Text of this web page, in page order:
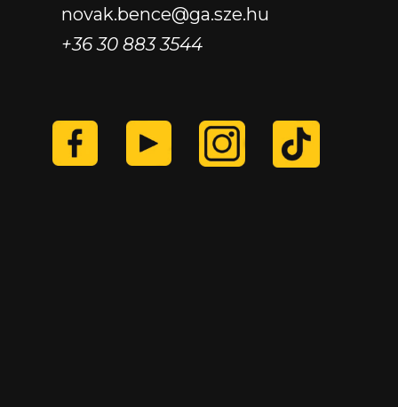
novak.bence@ga.sze.hu
+36 30 883 3544